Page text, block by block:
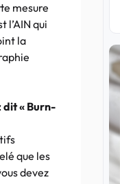
mesure
qui
la
dit « Burn-
que les
devez